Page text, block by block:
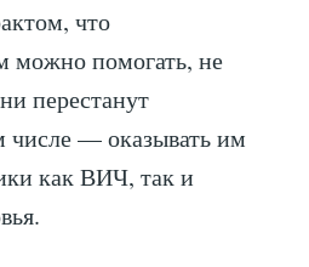
что
можно помогать, не
перестанут
числе — оказывать им
как ВИЧ, так и